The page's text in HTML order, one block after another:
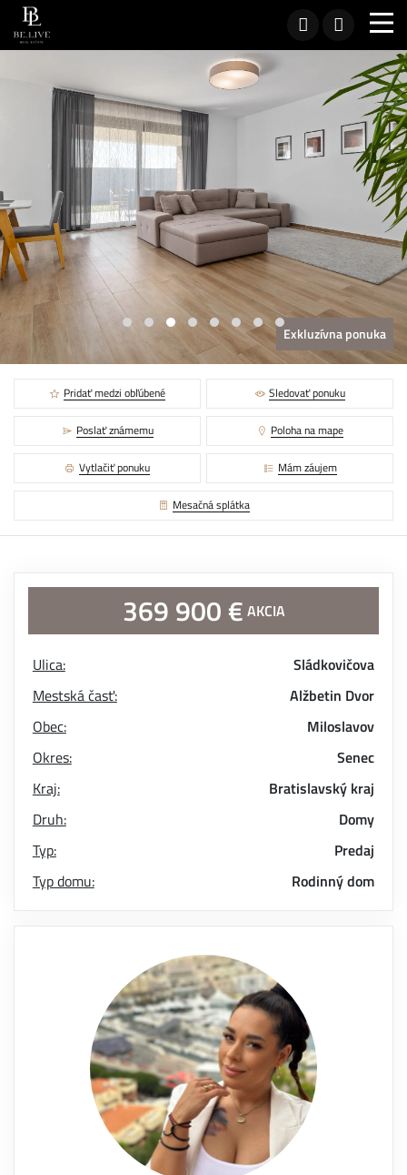
Exkluzívna ponuka
Pridať medzi obľúbené Sledovať ponuku
Poslať známemu Poloha na mape
Vytlačiť ponuku Mám záujem
Mesačná splátka
369 900 € AKCIA
Ulica:
Sládkovičova
Mestská časť:
Alžbetin Dvor
Obec:
Miloslavov
Okres:
Senec
Kraj:
Bratislavský kraj
Druh:
Domy
Typ:
Predaj
Typ domu:
Rodinný dom